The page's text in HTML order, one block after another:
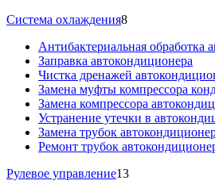
Система охлаждения8
Антибактериальная обработка
Заправка автокондиционера
Чистка дренажей
Замена муфты компрессора
Замена компрессора
Устранение утечки в
Замена трубок
Ремонт трубок
Рулевое управление13